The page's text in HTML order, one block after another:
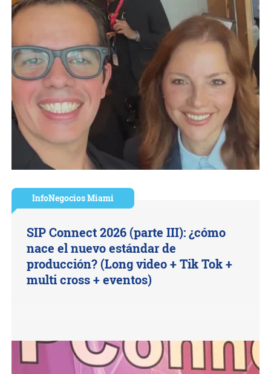
InfoNegocios Miami
SIP Connect 2026 (parte III): ¿cómo
nace el nuevo estándar de
producción? (Long video + Tik Tok +
multi cross + eventos)